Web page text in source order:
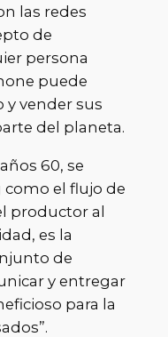
las redes
de
persona
puede
y vender sus
del planeta.
60, se
el flujo de
productor al
es la
de
y entregar
para la